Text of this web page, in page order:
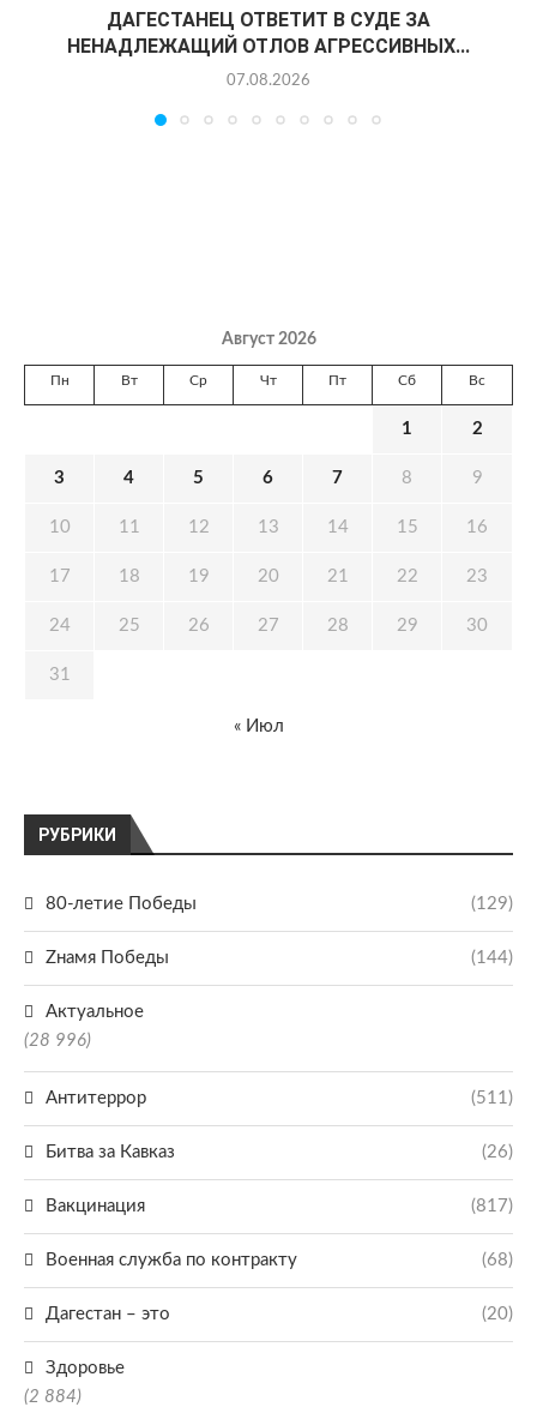
ДАГЕСТАНЕЦ ОТВЕТИТ В СУДЕ ЗА
НЕНАДЛЕЖАЩИЙ ОТЛОВ АГРЕССИВНЫХ...
07.08.2026
РУБРИКИ
80-летие Победы (129)
Zнамя Победы (144)
Актуальное
(28 996)
Антитеррор (511)
Битва за Кавказ (26)
Вакцинация (817)
Военная служба по контракту (68)
Дагестан – это (20)
Здоровье
(2 884)
Август 2026
Пн Вт Ср Чт Пт Сб Вс
1 2
3 4 5 6 7 8 9
10 11 12 13 14 15 16
17 18 19 20 21 22 23
24 25 26 27 28 29 30
31
« Июл